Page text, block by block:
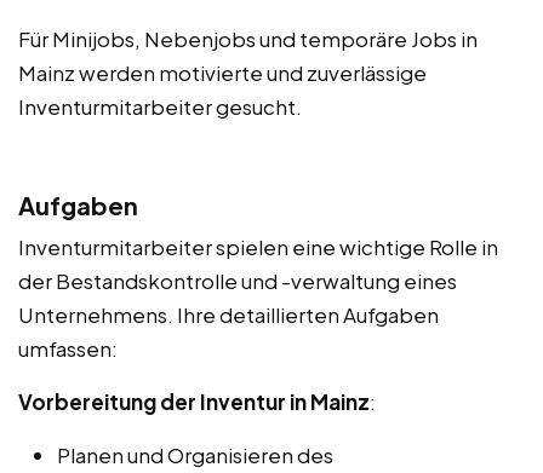
Für Minijobs, Nebenjobs und temporäre Jobs in
Mainz werden motivierte und zuverlässige
Inventurmitarbeiter gesucht.
Aufgaben
Inventurmitarbeiter spielen eine wichtige Rolle in
der Bestandskontrolle und -verwaltung eines
Unternehmens. Ihre detaillierten Aufgaben
umfassen:
Vorbereitung der Inventur in Mainz:
Planen und Organisieren des